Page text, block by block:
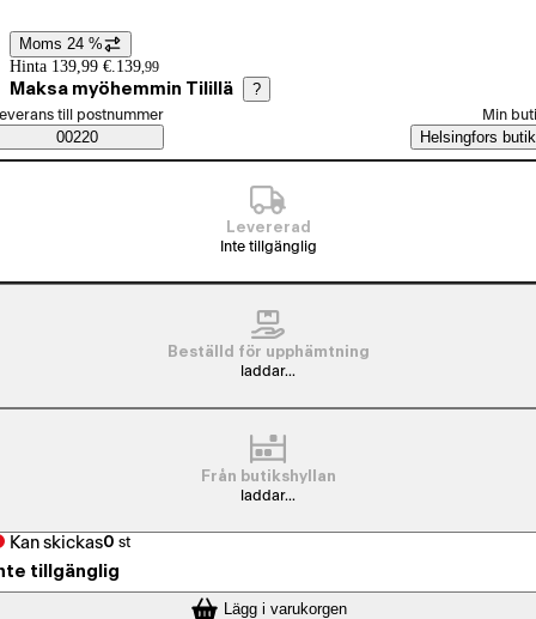
Prisinformation
Moms 24 %
Hinta 139,99 €. 139,99
Maksa myöhemmin Tilillä ?
Saatavuustiedot
beställningssätt
till postnummer
00220
Min
Helsingfors butik
Levererad
Inte tillgänglig
Beställd för upphämtning
laddar...
Från butikshyllan
laddar...
Kan skickas0 st
tillgänglig
Lägg i varukorgen